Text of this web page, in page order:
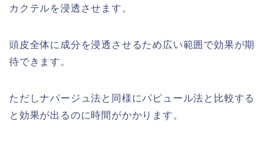
カクテルを浸透させます。
頭皮全体に成分を浸透させるため広い範囲で効果が期
待できます。
ただしナパージュ法と同様にパピュール法と比較する
と効果が出るのに時間がかかります。